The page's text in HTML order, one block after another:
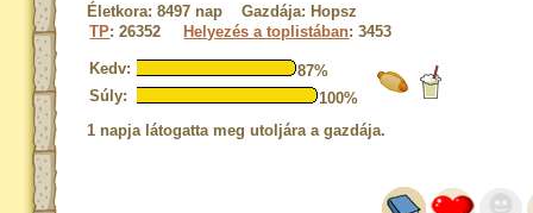
Életkora: 8497 nap Gazdája: Hopsz
TP: 26352 Helyezés a toplistában: 3453
Kedv:
87%
Súly:
100%
1 napja látogatta meg utoljára a gazdája.